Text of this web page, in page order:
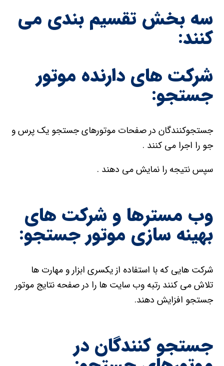
سه بخش تقسیم بندی می
کنند:
شرکت های دارنده موتور
جستجو:
جستجوکنندگان در صفحات موتورهای جستجو یک پرس و
جو را اجرا می کنند .
سپس نتیجه را نمایش می دهند .
وب مسترها و شرکت های
بهینه سازی موتور جستجو:
شرکت هایی که با استفاده از یکسری ابزار و مهارت ها
تلاش می کنند رتبه وب سایت ها را در صفحه نتایج موتور
جستجو افزایش دهند.
جستجو کنندگان در